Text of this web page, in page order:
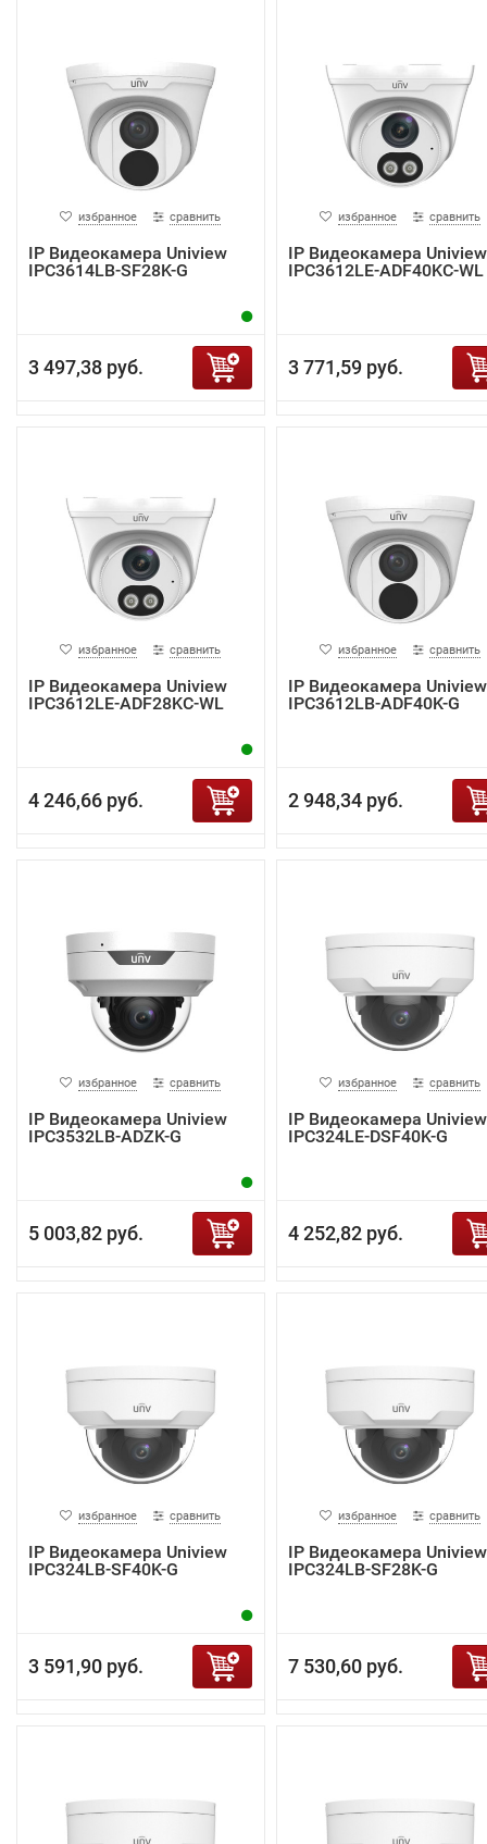
избранное сравнить
IP Видеокамера Uniview
IPC3614LB-SF28K-G
3 497,38 руб.
избранное сравнить
IP Видеокамера Uniview
IPC3612LE-ADF40KC-WL
3 771,59 руб.
избранное сравнить
IP Видеокамера Uniview
IPC3612LE-ADF28KC-WL
4 246,66 руб.
избранное сравнить
IP Видеокамера Uniview
IPC3612LB-ADF40K-G
2 948,34 руб.
избранное сравнить
IP Видеокамера Uniview
IPC3532LB-ADZK-G
5 003,82 руб.
избранное сравнить
IP Видеокамера Uniview
IPC324LE-DSF40K-G
4 252,82 руб.
избранное сравнить
IP Видеокамера Uniview
IPC324LB-SF40K-G
3 591,90 руб.
избранное сравнить
IP Видеокамера Uniview
IPC324LB-SF28K-G
7 530,60 руб.